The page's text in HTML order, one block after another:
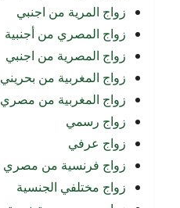
زواج المرية من اجنبي
زواج المصري من أجنبية
زواج المصرية من اجنبي
زواج المغربية من بحريني
زواج المغربية من مصري
زواج رسمي
زواج عرفي
زواج فرنسية من مصري
زواج مختلفي الجنسية